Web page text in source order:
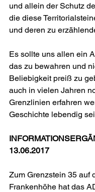
und allein der Schutz
die diese
und deren zu
Es sollte uns allen ein
das zu bewahren und
Beliebigkeit preiß zu
auch in vielen Jahren
Grenzlinien erfahren
Geschichte lebendig
13.06.2017
Zum Grenzstein 35 auf
Frankenhöhe hat das